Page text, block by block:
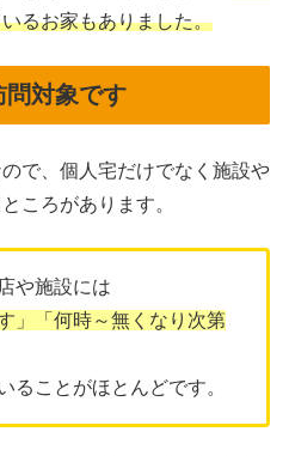
るお家もありました。
問対象です
で、個人宅だけでなく施設や
ころがあります。
や施設には
」「何時～無くなり次第
ることがほとんどです。